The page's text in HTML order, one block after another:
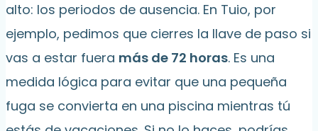
alto: los periodos de ausencia. En Tuio, por
ejemplo, pedimos que cierres la llave de paso si
vas a estar fuera más de 72 horas. Es una
medida lógica para evitar que una pequeña
fuga se convierta en una piscina mientras tú